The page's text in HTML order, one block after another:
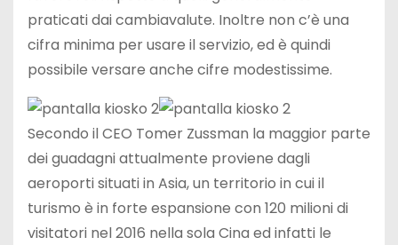
praticati dai cambiavalute. Inoltre non c’è una
cifra minima per usare il servizio, ed è quindi
possibile versare anche cifre modestissime.
Secondo il CEO Tomer Zussman la maggior parte
dei guadagni attualmente proviene dagli
aeroporti situati in Asia, un territorio in cui il
turismo è in forte espansione con 120 milioni di
visitatori nel 2016 nella sola Cina ed infatti le